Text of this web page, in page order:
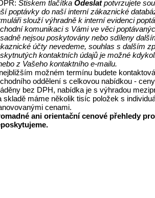
Stiskem tlačítka Odeslatpotvrzujete
poptávky do naší interní zákaznické
slouží výhradně k interní evidenci
komunikaci s Vámi ve věci
nejsou poskytovány nebo sdíleny
účty nevedeme, souhlas s dalším
kontaktních údajů je možné
z Vašeho kontaktního e-mailu.
možném termínu budete
oddělení s celkovou nabídkou -
bez DPH, nabídka je s výhradou
skladě máme několik tisíc položek s
cenami.
ani orientační cenové přehledy